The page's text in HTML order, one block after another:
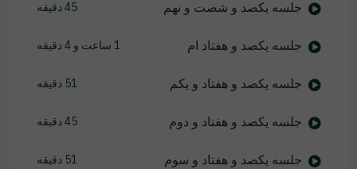
جلسه یکصد و شصت و نهم 45 دقیقه
جلسه یکصد و هفتاد ام 1 ساعت و 4 دقیقه
جلسه یکصد و هفتاد و یکم 51 دقیقه
جلسه یکصد و هفتاد و دوم 45 دقیقه
جلسه یکصد و هفتاد و سوم 51 دقیقه